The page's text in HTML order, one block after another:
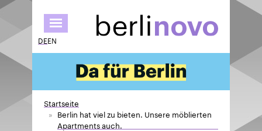
zum
Inhalt
DEEN
Startseite
Berlin hat viel zu bieten. Unsere möblierten
Apartments auch.